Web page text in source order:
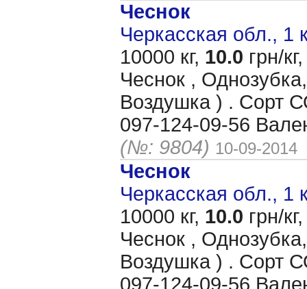
Чеснок
Черкасская обл., 1
10000 кг, 10.0 грн/кг,
Чеснок ,
Воздушка ) . Сорт
097-124-09-56
(№: 9804) 10-09-2014
Чеснок
Черкасская обл., 1
10000 кг, 10.0 грн/кг,
Чеснок ,
Воздушка ) . Сорт
097-124-09-56